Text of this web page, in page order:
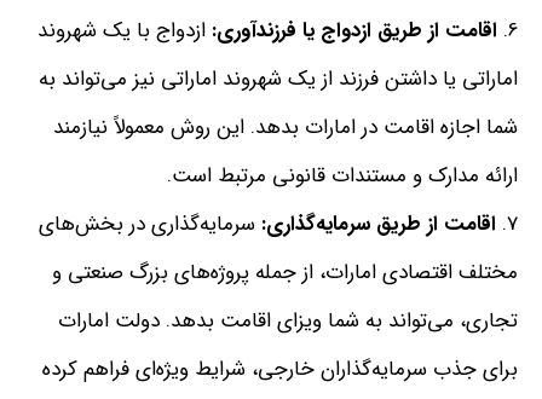
اقامت از طریق ازدواج یا فرزندآوری: ازدواج با یک شهروند
اماراتی یا داشتن فرزند از یک شهروند اماراتی نیز می‌تواند به
شما اجازه اقامت در امارات بدهد. این روش معمولاً نیازمند
ارائه مدارک و مستندات قانونی مرتبط است.
اقامت از طریق سرمایه‌گذاری: سرمایه‌گذاری در بخش‌های
مختلف اقتصادی امارات، از جمله پروژه‌های بزرگ صنعتی و
تجاری، می‌تواند به شما ویزای اقامت بدهد. دولت امارات
برای جذب سرمایه‌گذاران خارجی، شرایط ویژه‌ای فراهم کرده